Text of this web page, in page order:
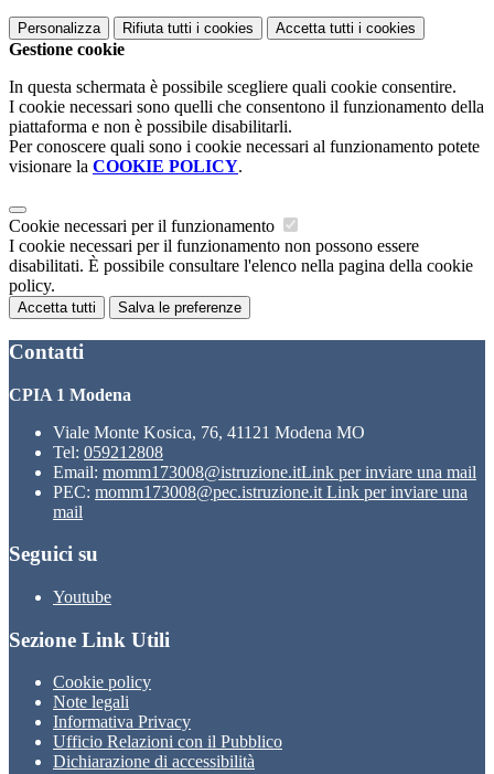
Personalizza Rifiuta tutti i cookies Accetta tutti i cookies
Gestione cookie
In questa schermata è possibile scegliere quali cookie consentire.
I cookie necessari sono quelli che consentono il funzionamento della
piattaforma e non è possibile disabilitarli.
Per conoscere quali sono i cookie necessari al funzionamento potete
visionare la COOKIE POLICY.
Cookie necessari per il funzionamento
I cookie necessari per il funzionamento non possono essere
disabilitati. È possibile consultare l'elenco nella pagina della cookie
policy.
Accetta tutti Salva le preferenze
Contatti
CPIA 1 Modena
Viale Monte Kosica, 76, 41121 Modena MO
Tel: 059212808
Email: momm173008@istruzione.itLink per inviare una mail
PEC: momm173008@pec.istruzione.it Link per inviare una
mail
Seguici su
Youtube
Sezione Link Utili
Cookie policy
Note legali
Informativa Privacy
Ufficio Relazioni con il Pubblico
Dichiarazione di accessibilità